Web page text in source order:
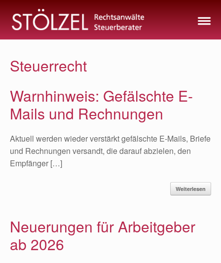
Inhalt
springen
Steuerrecht
Warnhinweis: Gefälschte E-
Mails und Rechnungen
Aktuell werden wieder verstärkt gefälschte E-Mails, Briefe
und Rechnungen versandt, die darauf abzielen, den
Empfänger […]
Weiterlesen
Neuerungen für Arbeitgeber
ab 2026